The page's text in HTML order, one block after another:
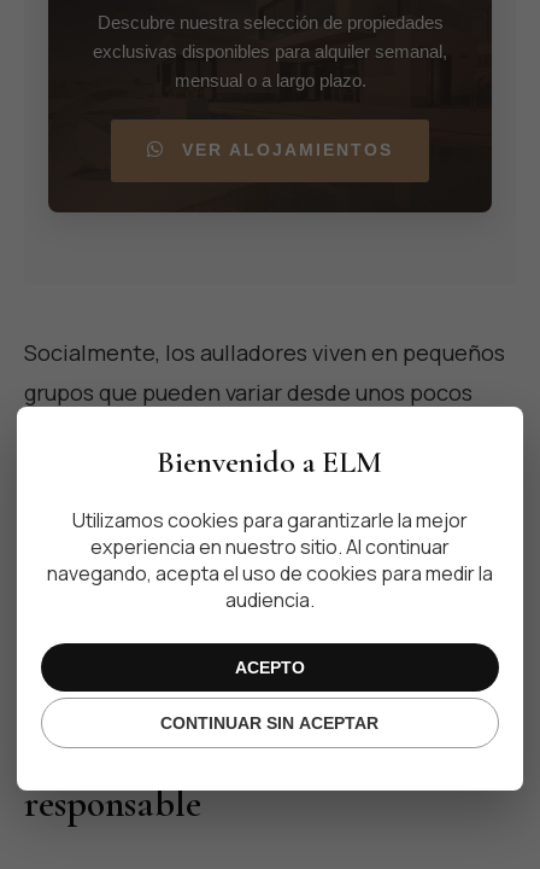
Descubre nuestra selección de propiedades
exclusivas disponibles para alquiler semanal,
mensual o a largo plazo.
VER ALOJAMIENTOS
Socialmente, los aulladores viven en pequeños
grupos que pueden variar desde unos pocos
es principalmente folívora (hojas),
complementada con frutas y flores cuando
están disponibles, por lo que a menudo se las
encontrará en áreas con abundantes árboles
Visualización y conservación
responsable
Bienvenido a ELM
Utilizamos cookies para garantizarle la mejor
experiencia en nuestro sitio. Al continuar
navegando, acepta el uso de cookies para medir la
audiencia.
ACEPTO
CONTINUAR SIN ACEPTAR